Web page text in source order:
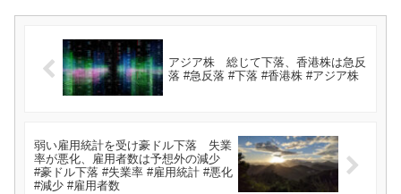
アジア株 総じて下落、香港株は急反
落 #急反落 #下落 #香港株 #アジア株
弱い雇用統計を受け豪ドル下落 失業
率が悪化、雇用者数は予想外の減少
#豪ドル下落 #失業率 #雇用統計 #悪化
#減少 #雇用者数